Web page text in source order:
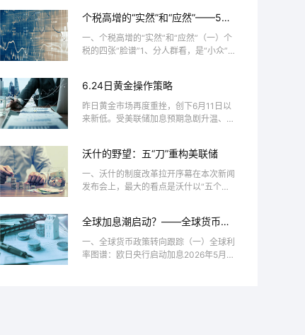
个税高增的“实然”和“应然”——5月
财政数据点评
一、个税高增的“实然”和“应然”（一）个
税的四张“脸谱”1、分人群看，是“小众”税
6.24日黄金操作策略
昨日黄金市场再度重挫，创下6月11日以
来新低。受美联储加息预期急剧升温、美
沃什的野望：五“刀”重构美联储
一、沃什的制度改革拉开序幕在本次新闻
发布会上，最大的看点是沃什以“五个工
全球加息潮启动？——全球货币转
向跟踪第14期
一、全球货币政策转向跟踪（一）全球利
率图谱：欧日央行启动加息2026年5月10